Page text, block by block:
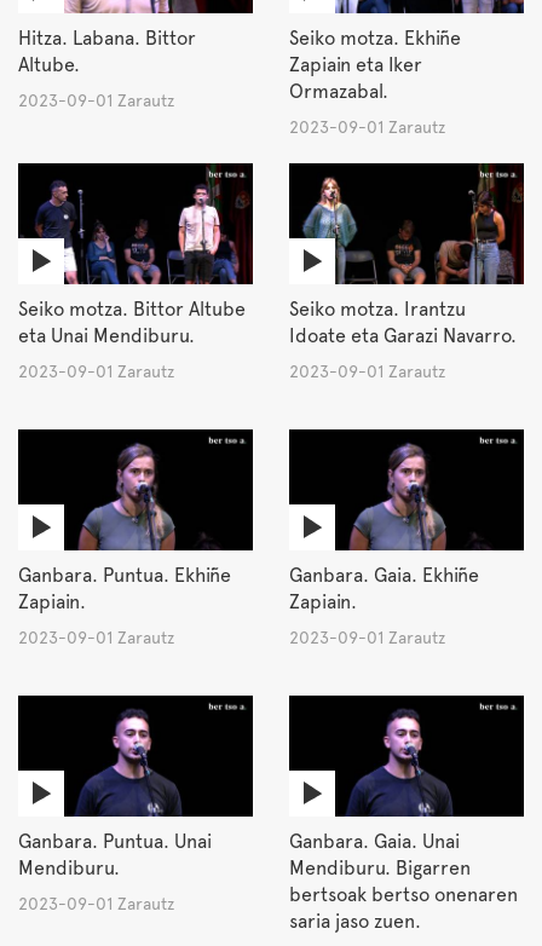
Hitza. Labana. Bittor
Altube.
2023-09-01 Zarautz
Seiko motza. Ekhiñe
Zapiain eta Iker
Ormazabal.
2023-09-01 Zarautz
Seiko motza. Bittor Altube
eta Unai Mendiburu.
2023-09-01 Zarautz
Seiko motza. Irantzu
Idoate eta Garazi Navarro.
2023-09-01 Zarautz
Ganbara. Puntua. Ekhiñe
Zapiain.
2023-09-01 Zarautz
Ganbara. Gaia. Ekhiñe
Zapiain.
2023-09-01 Zarautz
Ganbara. Puntua. Unai
Mendiburu.
2023-09-01 Zarautz
Ganbara. Gaia. Unai
Mendiburu. Bigarren
bertsoak bertso onenaren
saria jaso zuen.